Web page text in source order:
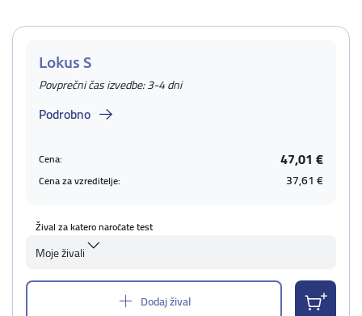
Lokus S
Povprečni čas izvedbe: 3-4 dni
Podrobno
Cena: 47,01 €
Cena za vzreditelje: 37,61 €
Žival za katero naročate test
Moje živali
Dodaj žival